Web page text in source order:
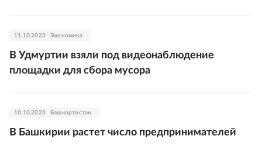
11.10.2023 Экономика
В Удмуртии взяли под видеонаблюдение
площадки для сбора мусора
10.10.2023 Башкортостан
В Башкирии растет число предпринимателей